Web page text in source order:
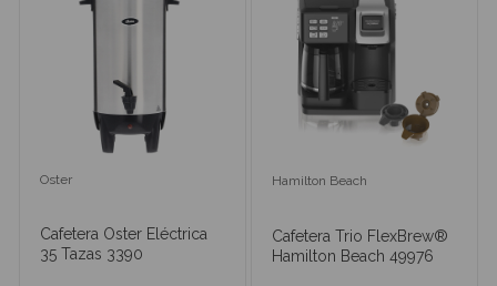
Oster
Cafetera Oster Eléctrica
35 Tazas 3390
Hamilton Beach
Cafetera Trio FlexBrew®
Hamilton Beach 49976